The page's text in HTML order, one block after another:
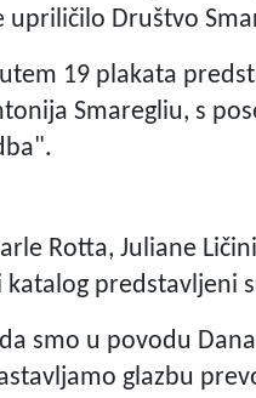
upriličilo Društvo
19 plakata
Smaregliu, s
Rotta, Juliane
katalog predstavljeni
smo u povodu
glazbu